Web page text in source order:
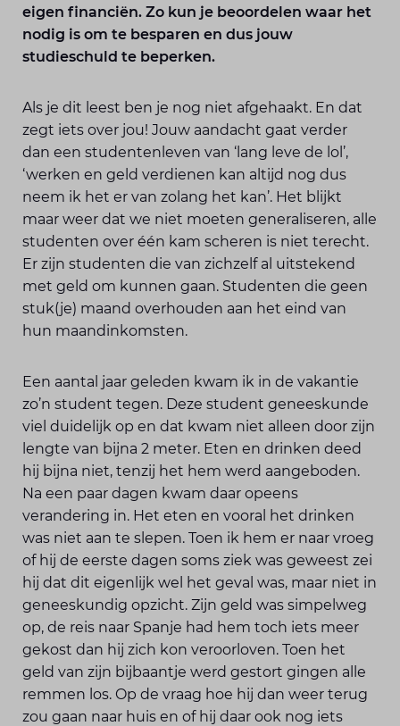
eigen financiën. Zo kun je beoordelen waar het
nodig is om te besparen en dus jouw
studieschuld te beperken.
Als je dit leest ben je nog niet afgehaakt. En dat
zegt iets over jou! Jouw aandacht gaat verder
dan een studentenleven van ‘lang leve de lol’,
‘werken en geld verdienen kan altijd nog dus
neem ik het er van zolang het kan’. Het blijkt
maar weer dat we niet moeten generaliseren, alle
studenten over één kam scheren is niet terecht.
Er zijn studenten die van zichzelf al uitstekend
met geld om kunnen gaan. Studenten die geen
stuk(je) maand overhouden aan het eind van
hun maandinkomsten.
Een aantal jaar geleden kwam ik in de vakantie
zo’n student tegen. Deze student geneeskunde
viel duidelijk op en dat kwam niet alleen door zijn
lengte van bijna 2 meter. Eten en drinken deed
hij bijna niet, tenzij het hem werd aangeboden.
Na een paar dagen kwam daar opeens
verandering in. Het eten en vooral het drinken
was niet aan te slepen. Toen ik hem er naar vroeg
of hij de eerste dagen soms ziek was geweest zei
hij dat dit eigenlijk wel het geval was, maar niet in
geneeskundig opzicht. Zijn geld was simpelweg
op, de reis naar Spanje had hem toch iets meer
gekost dan hij zich kon veroorloven. Toen het
geld van zijn bijbaantje werd gestort gingen alle
remmen los. Op de vraag hoe hij dan weer terug
zou gaan naar huis en of hij daar ook nog iets